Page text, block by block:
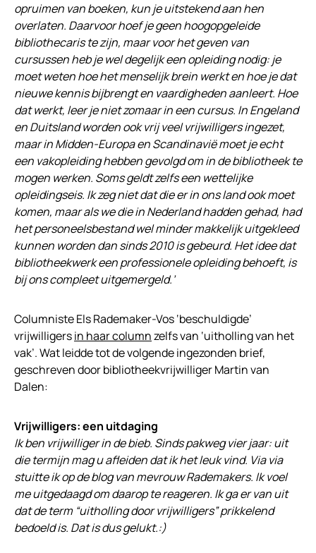
opruimen van boeken, kun je uitstekend aan hen
overlaten. Daarvoor hoef je geen hoogopgeleide
bibliothecaris te zijn, maar voor het geven van
cursussen heb je wel degelijk een opleiding nodig: je
moet weten hoe het menselijk brein werkt en hoe je dat
nieuwe kennis bijbrengt en vaardigheden aanleert. Hoe
dat werkt, leer je niet zomaar in een cursus. In Engeland
en Duitsland worden ook vrij veel vrijwilligers ingezet,
maar in Midden-Europa en Scandinavië moet je echt
een vakopleiding hebben gevolgd om in de bibliotheek te
mogen werken. Soms geldt zelfs een wettelijke
opleidingseis. Ik zeg niet dat die er in ons land ook moet
komen, maar als we die in Nederland hadden gehad, had
het personeelsbestand wel minder makkelijk uitgekleed
kunnen worden dan sinds 2010 is gebeurd. Het idee dat
bibliotheekwerk een professionele opleiding behoeft, is
bij ons compleet uitgemergeld.’
Columniste Els Rademaker-Vos ‘beschuldigde’
vrijwilligersin haar columnzelfs van ‘uitholling van het
vak’. Wat leidde tot de volgende ingezonden brief,
geschreven door bibliotheekvrijwilliger Martin van
Dalen:
Vrijwilligers: een uitdaging
Ik ben vrijwilliger in de bieb. Sinds pakweg vier jaar: uit
die termijn mag u afleiden dat ik het leuk vind. Via via
stuitte ik op de blog van mevrouw Rademakers. Ik voel
me uitgedaagd om daarop te reageren. Ik ga er van uit
dat de term “uitholling door vrijwilligers” prikkelend
bedoeld is. Dat is dus gelukt.:)